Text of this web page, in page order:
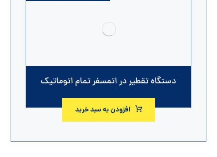
دستگاه تقطیر در اتمسفر تمام اتوماتیک
افزودن به سبد خرید